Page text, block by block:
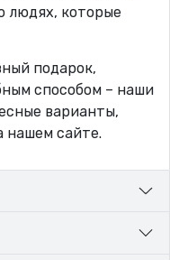
людях, которые
подарок,
способом – наши
варианты,
нашем сайте.